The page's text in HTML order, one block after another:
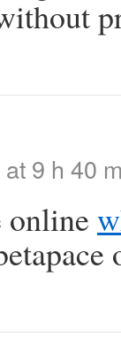
9 h 40
online